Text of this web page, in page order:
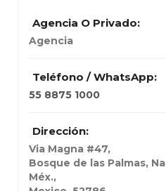
Agencia O Privado:
Agencia
Teléfono / WhatsApp:
55 8875 1000
Dirección:
Via Magna #47,
Bosque de las Palmas,
Méx.,